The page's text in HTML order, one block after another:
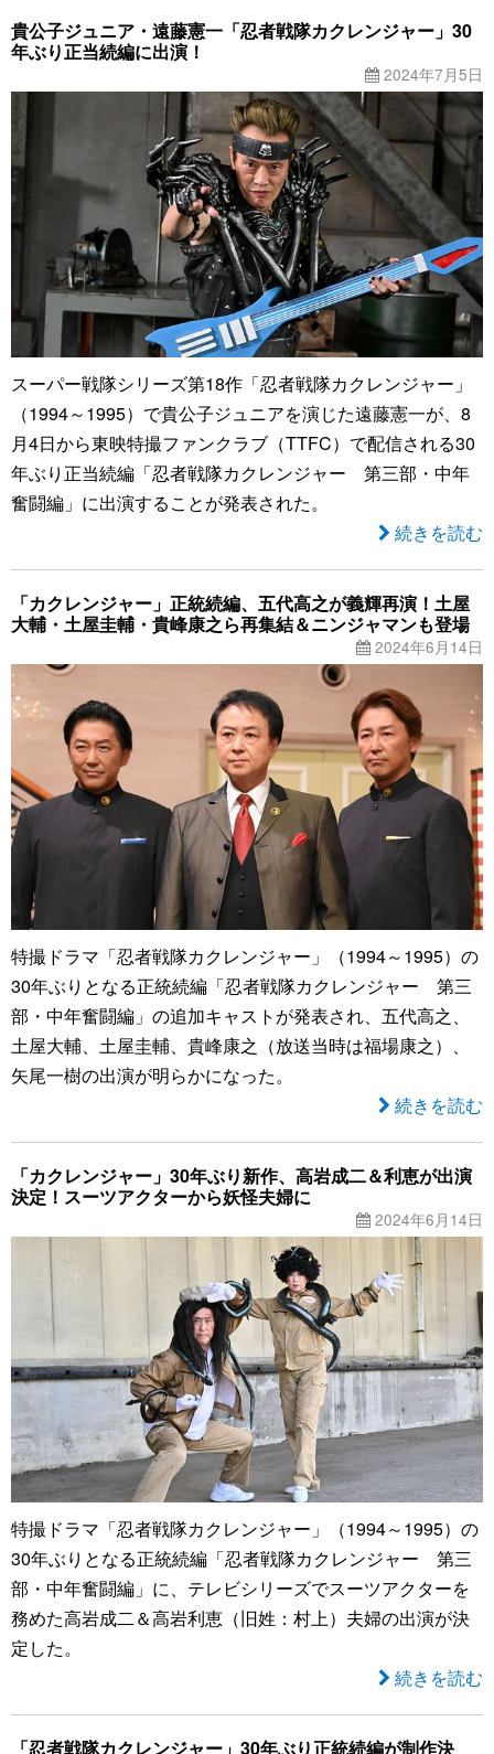
貴公子ジュニア・遠藤憲一「忍者戦隊カクレンジャー」30
年ぶり正当続編に出演！
2024年7月5日
スーパー戦隊シリーズ第18作「忍者戦隊カクレンジャー」
（1994～1995）で貴公子ジュニアを演じた遠藤憲一が、8
月4日から東映特撮ファンクラブ（TTFC）で配信される30
年ぶり正当続編「忍者戦隊カクレンジャー 第三部・中年
奮闘編」に出演することが発表された。
続きを読む
「カクレンジャー」正統続編、五代高之が義輝再演！土屋
大輔・土屋圭輔・貴峰康之ら再集結＆ニンジャマンも登場
2024年6月14日
特撮ドラマ「忍者戦隊カクレンジャー」（1994～1995）の
30年ぶりとなる正統続編「忍者戦隊カクレンジャー 第三
部・中年奮闘編」の追加キャストが発表され、五代高之、
土屋大輔、土屋圭輔、貴峰康之（放送当時は福場康之）、
矢尾一樹の出演が明らかになった。
続きを読む
「カクレンジャー」30年ぶり新作、高岩成二＆利恵が出演
決定！スーツアクターから妖怪夫婦に
2024年6月14日
特撮ドラマ「忍者戦隊カクレンジャー」（1994～1995）の
30年ぶりとなる正統続編「忍者戦隊カクレンジャー 第三
部・中年奮闘編」に、テレビシリーズでスーツアクターを
務めた高岩成二＆高岩利恵（旧姓：村上）夫婦の出演が決
定した。
続きを読む
「忍者戦隊カクレンジャー」30年ぶり正統続編が制作決